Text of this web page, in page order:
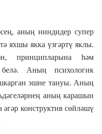
аның ниндидер супер
яхшы якка үзгәртү яклы.
принципларына һәм
Аның психологик
эшне тануы. Аның
аның карашын
конструктив сөйләшү